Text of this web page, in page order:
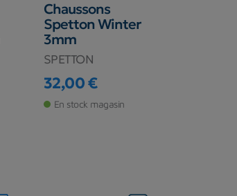
Chaussons
Spetton Winter
3mm
SPETTON
Prix
32,00 €
En stock magasin